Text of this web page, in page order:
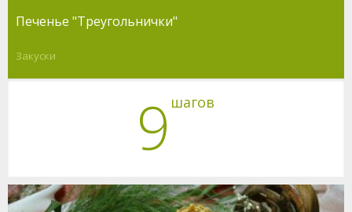
Печенье "Треугольнички"
Закуски
9 шагов